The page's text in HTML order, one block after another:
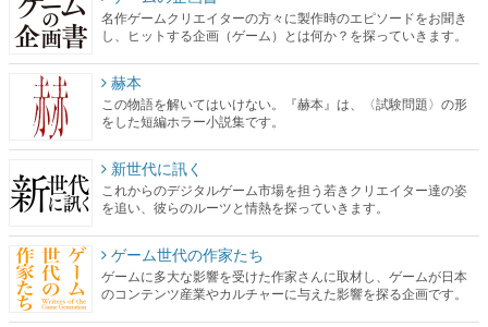
名作ゲームクリエイターの方々に製作時のエピソードをお聞き
し、ヒットする企画（ゲーム）とは何か？を探っていきます。
赫本
この物語を解いてはいけない。『赫本』は、〈試験問題〉の形
をした短編ホラー小説集です。
新世代に訊く
これからのデジタルゲーム市場を担う若きクリエイター達の姿
を追い、彼らのルーツと情熱を探っていきます。
ゲーム世代の作家たち
ゲームに多大な影響を受けた作家さんに取材し、ゲームが日本
のコンテンツ産業やカルチャーに与えた影響を探る企画です。